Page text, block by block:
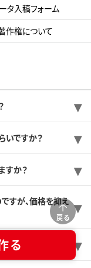
戻る
る
タ入稿フォーム
作権について
いですか？
すか？
すが、価格を抑え
か？